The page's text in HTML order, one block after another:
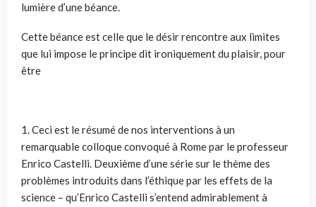
lumière d’une béance.
Cette béance est celle que le désir rencontre aux limites
que lui impose le principe dit ironiquement du plaisir, pour
être
1. Ceci est le résumé de nos interventions à un
remarquable colloque convoqué à Rome par le professeur
Enrico Castelli. Deuxième d’une série sur le thème des
problèmes introduits dans l’éthique par les effets de la
science – qu’Enrico Castelli s’entend admirablement à